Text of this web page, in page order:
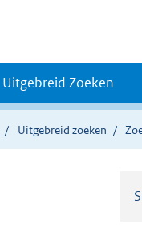
Uitgebreid Zoeken
Uitgebreid zoeken